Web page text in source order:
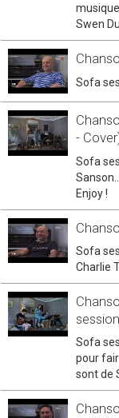
Swen
Sofa
-
Sofa
Enjoy !
Sofa
Charlie
Sofa
pour
sont de